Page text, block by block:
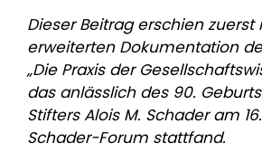
Dieser Beitrag erschien zuerst
erweiterten Dokumentation
„Die Praxis der
das anlässlich des 90.
Stifters Alois M. Schader am
Schader-Forum stattfand.